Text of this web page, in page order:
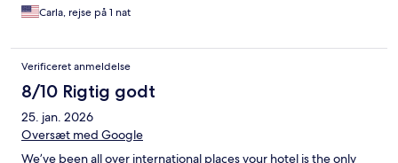
Carla, rejse på 1 nat
Verificeret anmeldelse
8/10 Rigtig godt
25. jan. 2026
Oversæt med Google
We’ve been all over international places your hotel is the only